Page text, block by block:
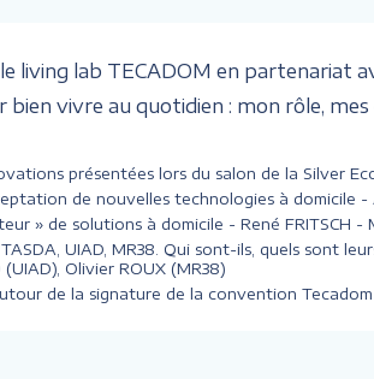
living lab TECADOM en partenariat
bien vivre au quotidien : mon rôle, mes
présentées lors du salon de la Silver
de nouvelles technologies à domicile
» de solutions à domicile - René FRITSCH -
UIAD, MR38. Qui sont-ils, quels sont
(UIAD), Olivier ROUX (MR38)
de la signature de la convention Tecadom